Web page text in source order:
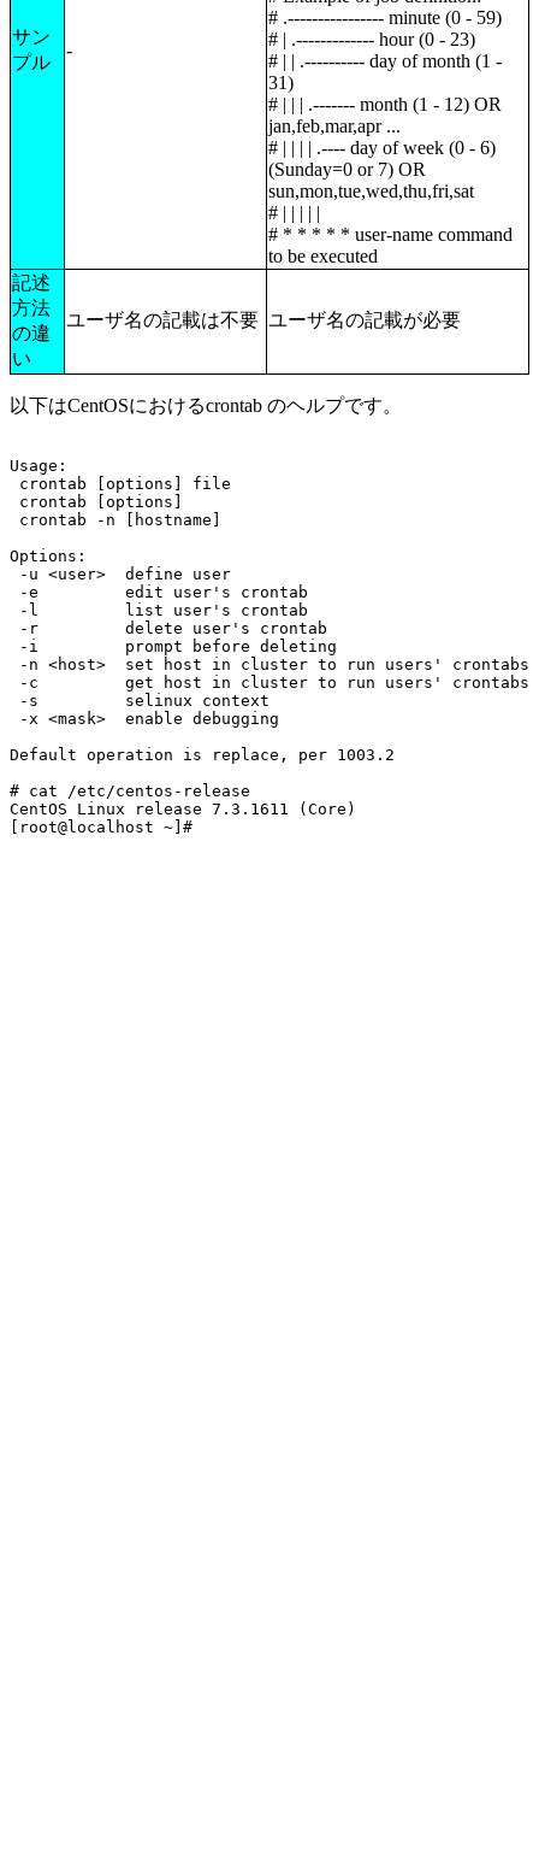
サン
プル
-
# .---------------- minute (0 - 59)
# | .------------- hour (0 - 23)
# | | .---------- day of month (1 -
31)
# | | | .------- month (1 - 12) OR
jan,feb,mar,apr ...
# | | | | .---- day of week (0 - 6)
(Sunday=0 or 7) OR
sun,mon,tue,wed,thu,fri,sat
# | | | | |
# * * * * * user-name command
to be executed
記述
方法
の違
い
ユーザ名の記載は不要 ユーザ名の記載が必要
以下はCentOSにおけるcrontab のヘルプです。
Usage:
crontab [options] file
crontab [options]
crontab -n [hostname]
Options:
-u <user>  define user
-e         edit user's crontab
-l         list user's crontab
-r         delete user's crontab
-i         prompt before deleting
-n <host>  set host in cluster to run users' crontabs
-c         get host in cluster to run users' crontabs
-s         selinux context
-x <mask>  enable debugging
Default operation is replace, per 1003.2
# cat /etc/centos-release
CentOS Linux release 7.3.1611 (Core)
[root@localhost ~]#